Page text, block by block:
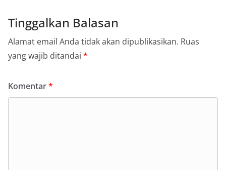
Tinggalkan Balasan
Alamat email Anda tidak akan dipublikasikan. Ruas
yang wajib ditandai *
Komentar*